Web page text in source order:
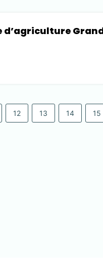
d’agriculture
12 13 14 15